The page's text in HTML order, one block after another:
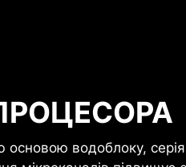
водоблоку,